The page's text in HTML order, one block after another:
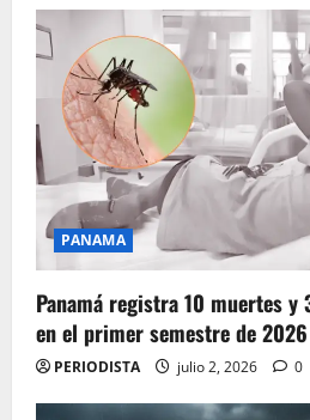
PANAMA
Panamá registra 10 muertes y
en el primer semestre de 2026
PERIODISTA julio 2, 2026 0